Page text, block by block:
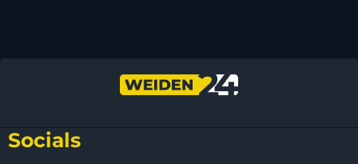
Socials